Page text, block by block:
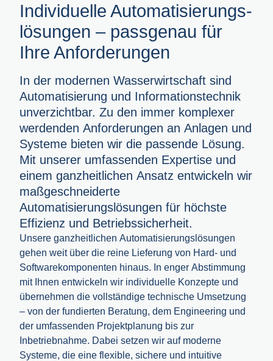
Individuelle Auto­matisierungs­
lösungen – passgenau für
Ihre Anforderungen
In der modernen Wasserwirtschaft sind
Automatisierung und Informationstechnik
unverzichtbar. Zu den immer komplexer
werdenden Anforderungen an Anlagen und
Systeme bieten wir die passende Lösung.
Mit unserer umfassenden Expertise und
einem ganzheitlichen Ansatz entwickeln wir
maßgeschneiderte
Automatisierungslösungen für höchste
Effizienz und Betriebssicherheit.
Unsere ganzheitlichen Automatisierungslösungen
gehen weit über die reine Lieferung von Hard- und
Softwarekomponenten hinaus. In enger Abstimmung
mit Ihnen entwickeln wir individuelle Konzepte und
übernehmen die vollständige technische Umsetzung
– von der fundierten Beratung, dem Engineering und
der umfassenden Projektplanung bis zur
Inbetriebnahme. Dabei setzen wir auf moderne
Systeme, die eine flexible, sichere und intuitive